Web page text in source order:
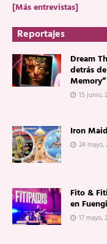
[Más entrevistas]
Reportajes
Dream
detrás
Memory”
15 junio,
Iron
24 mayo,
Fito &
en
17 mayo,